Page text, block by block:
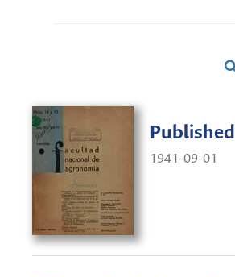
Published
1941-09-01